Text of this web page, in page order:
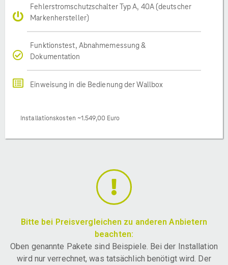
Fehlerstromschutzschalter Typ A, 40A (deutscher
Markenhersteller)
Funktionstest, Abnahmemessung &
Dokumentation
Einweisung in die Bedienung der Wallbox
Installationskosten ~1.549,00 Euro
Bitte bei Preisvergleichen zu anderen Anbietern
beachten:
Oben genannte Pakete sind Beispiele. Bei der Installation
wird nur verrechnet, was tatsächlich benötigt wird. Der